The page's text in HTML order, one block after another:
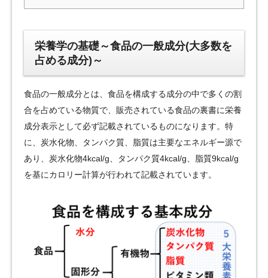
栄養学の基礎～食品の一般成分(大多数を
占める成分)～
食品の一般成分とは、食品を構成する成分の中で多くの割
合を占めている物質で、販売されている食品の裏書に栄養
成分表示として必ず記載されているものになります。特
に、炭水化物、タンパク質、脂質は主要なエネルギー源で
あり、炭水化物4kcal/g、タンパク質4kcal/g、脂質9kcal/g
を基にカロリー計算が行われて記載されています。